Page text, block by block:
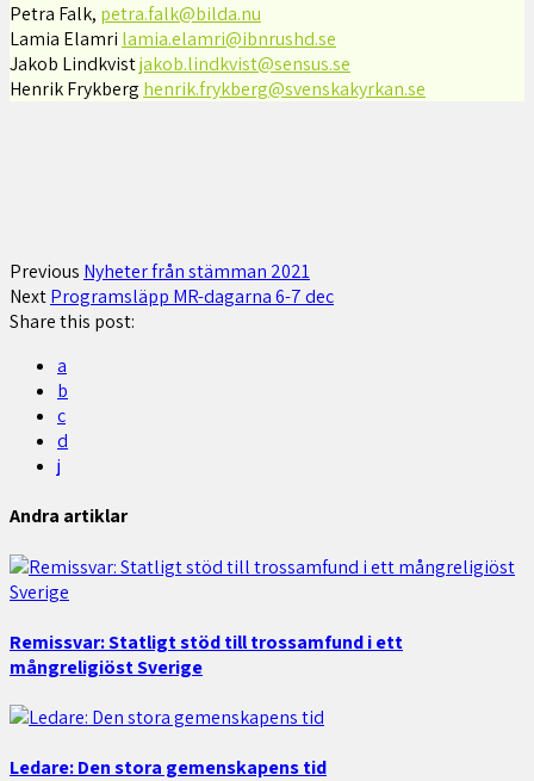
Petra Falk, petra.falk@bilda.nu
Lamia Elamri lamia.elamri@ibnrushd.se
Jakob Lindkvistjakob.lindkvist@sensus.se
Henrik Frykberg henrik.frykberg@svenskakyrkan.se
Previous Nyheter från stämman 2021
NextProgramsläpp MR-dagarna 6-7 dec
Share this post:
a
b
c
d
j
Andra artiklar
Remissvar: Statligt stöd till trossamfund i ett
mångreligiöst Sverige
Ledare: Den stora gemenskapens tid